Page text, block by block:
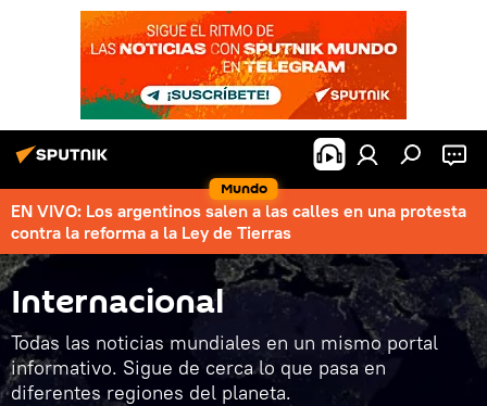
Mundo
EN VIVO: Los argentinos salen a las calles en una protesta
contra la reforma a la Ley de Tierras
Internacional
Todas las noticias mundiales en un mismo portal
informativo. Sigue de cerca lo que pasa en
diferentes regiones del planeta.